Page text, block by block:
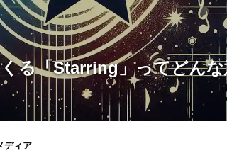
る「Starring」ってどんな
ディア